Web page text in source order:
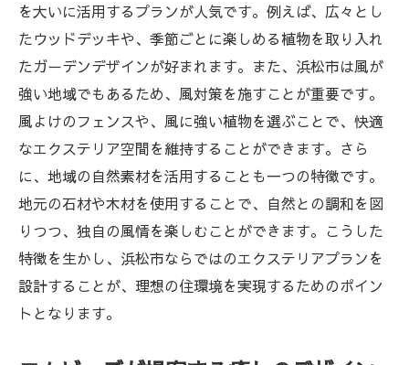
エクステリアがもたらすリラクゼーション
効果
エムビーズの施工事例とそのビフォーアフ
ター
エクステリアで変わる生活空間
浜松市のエクステリアプランで快適な住環境を
手に入れる方法
快適な住環境を作るためのポイント
エクステリアプランの選び方
エムビーズが提供するサポート体制
エクステリアのメンテナンス方法
を大いに活用するプランが人気です。例えば、広々とし
たウッドデッキや、季節ごとに楽しめる植物を取り入れ
たガーデンデザインが好まれます。また、浜松市は風が
強い地域でもあるため、風対策を施すことが重要です。
風よけのフェンスや、風に強い植物を選ぶことで、快適
なエクステリア空間を維持することができます。さら
に、地域の自然素材を活用することも一つの特徴です。
地元の石材や木材を使用することで、自然との調和を図
りつつ、独自の風情を楽しむことができます。こうした
特徴を生かし、浜松市ならではのエクステリアプランを
設計することが、理想の住環境を実現するためのポイン
トとなります。